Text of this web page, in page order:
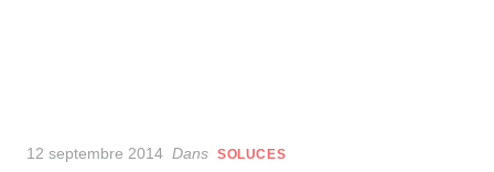
Posted
12 septembre 2014 Dans SOLUCES